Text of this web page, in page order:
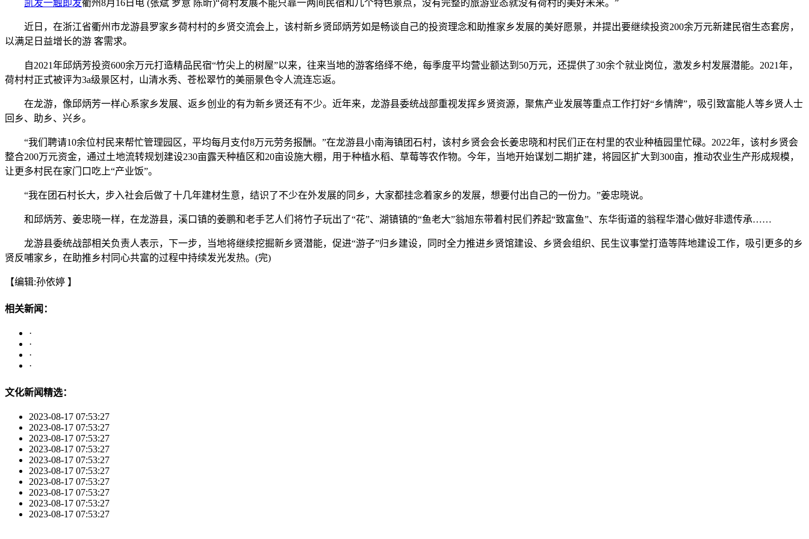
凯发一触即发衢州8月16日电 (张斌 罗意 陈昕)“荷村发展不能只靠一两间民宿和几个特色景点，没有完整的旅游业态就没有荷村的美好未来。”
近日，在浙江省衢州市龙游县罗家乡荷村村的乡贤交流会上，该村新乡贤邱炳芳如是畅谈自己的投资理念和助推家乡发展的美好愿景，并提出要继续投资200余万元新建民宿生态套房，
以满足日益增长的游 客需求。
自2021年邱炳芳投资600余万元打造精品民宿“竹尖上的树屋”以来，往来当地的游客络绎不绝，每季度平均营业额达到50万元，还提供了30余个就业岗位，激发乡村发展潜能。2021年，
荷村村正式被评为3a级景区村，山清水秀、苍松翠竹的美丽景色令人流连忘返。
在龙游，像邱炳芳一样心系家乡发展、返乡创业的有为新乡贤还有不少。近年来，龙游县委统战部重视发挥乡贤资源，聚焦产业发展等重点工作打好“乡情牌”，吸引致富能人等乡贤人士
回乡、助乡、兴乡。
“我们聘请10余位村民来帮忙管理园区，平均每月支付8万元劳务报酬。”在龙游县小南海镇团石村，该村乡贤会会长姜忠晓和村民们正在村里的农业种植园里忙碌。2022年，该村乡贤会
整合200万元资金，通过土地流转规划建设230亩露天种植区和20亩设施大棚，用于种植水稻、草莓等农作物。今年，当地开始谋划二期扩建，将园区扩大到300亩，推动农业生产形成规模，
让更多村民在家门口吃上“产业饭”。
“我在团石村长大，步入社会后做了十几年建材生意，结识了不少在外发展的同乡，大家都挂念着家乡的发展，想要付出自己的一份力。”姜忠晓说。
和邱炳芳、姜忠晓一样，在龙游县，溪口镇的姜鹏和老手艺人们将竹子玩出了“花”、湖镇镇的“鱼老大”翁旭东带着村民们养起“致富鱼”、东华街道的翁程华潜心做好非遗传承……
龙游县委统战部相关负责人表示，下一步，当地将继续挖掘新乡贤潜能，促进“游子”归乡建设，同时全力推进乡贤馆建设、乡贤会组织、民生议事堂打造等阵地建设工作，吸引更多的乡
贤反哺家乡，在助推乡村同心共富的过程中持续发光发热。(完)
【编辑:孙依婷 】
相关新闻：
·
·
·
·
文化新闻精选：
2023-08-17 07:53:27
2023-08-17 07:53:27
2023-08-17 07:53:27
2023-08-17 07:53:27
2023-08-17 07:53:27
2023-08-17 07:53:27
2023-08-17 07:53:27
2023-08-17 07:53:27
2023-08-17 07:53:27
2023-08-17 07:53:27